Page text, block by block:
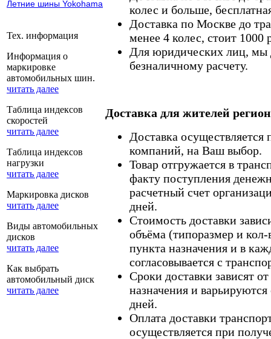
Летние шины Yokohama
Тех. информация
Информация о
маркировке
автомобильных шин.
читать далее
Таблица индексов
скоростей
читать далее
Таблица индексов
нагрузки
читать далее
Маркировка дисков
читать далее
Виды автомобильных
дисков
читать далее
Как выбрать
автомобильный диск
читать далее
колес и больше,
Доставка по Москве до
менее 4 колес, стоит 1000
Для юридических лиц, мы
безналичному расчету.
Доставка для жителей
Доставка
компаний, на Ваш выбор.
Товар отгружается в
факту поступления
расчетный счет
дней.
Стоимость доставки
объёма (типоразмер и кол-
пункта назначения и в
согласовывается с
Сроки доставки зависят
назначения и
дней.
Оплата доставки
осуществляется при